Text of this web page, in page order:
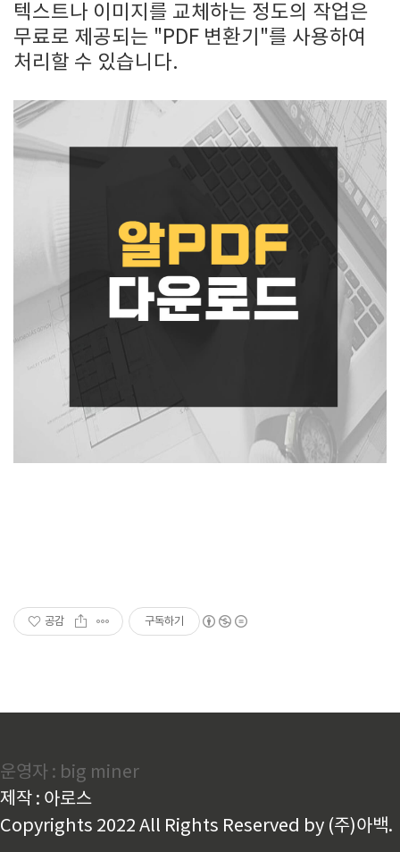
텍스트나 이미지를 교체하는 정도의 작업은
무료로 제공되는 "PDF 변환기"를 사용하여
처리할 수 있습니다.
공감 구독하기
운영자 : big miner
제작 : 아로스
Copyrights 2022 All Rights Reserved by (주)아백.